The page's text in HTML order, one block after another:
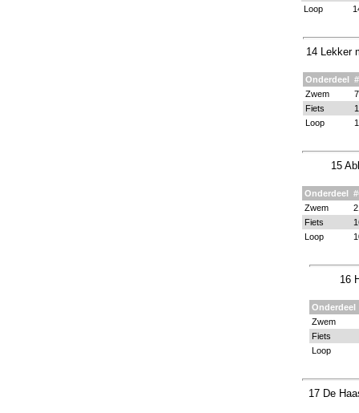
Loop
14 Lekker
Onderdeel
Zwem
7
Fiets
Loop
15
Onderdeel
Zwem
Fiets
Loop
16
Onderdeel
Zwem
Fiets
Loop
17 De